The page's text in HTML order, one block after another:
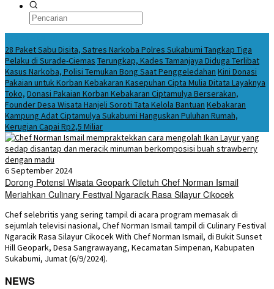
28 Paket Sabu Disita, Satres Narkoba Polres Sukabumi Tangkap Tiga
Pelaku di Surade-Ciemas Terungkap, Kades Tamanjaya Diduga Terlibat
Kasus Narkoba, Polisi Temukan Bong Saat Penggeledahan Kini Donasi
Pakaian untuk Korban Kebakaran Kasepuhan Cipta Mulia Ditata Layaknya
Toko, Donasi Pakaian Korban Kebakaran Ciptamulya Berserakan,
Founder Desa Wisata Hanjeli Soroti Tata Kelola Bantuan Kebakaran
Kampung Adat Ciptamulya Sukabumi Hanguskan Puluhan Rumah,
Kerugian Capai Rp2,5 Miliar
6 September 2024
Dorong Potensi Wisata Geopark Ciletuh Chef Norman Ismail
Meriahkan Culinary Festival Ngaracik Rasa Silayur Cikocek
Chef selebritis yang sering tampil di acara program memasak di
sejumlah televisi nasional, Chef Norman Ismail tampil di Culinary Festival
Ngaracik Rasa Silayur Cikocek With Chef Norman Ismail, di Bukit Sunset
Hill Geopark, Desa Sangrawayang, Kecamatan Simpenan, Kabupaten
Sukabumi, Jumat (6/9/2024).
NEWS